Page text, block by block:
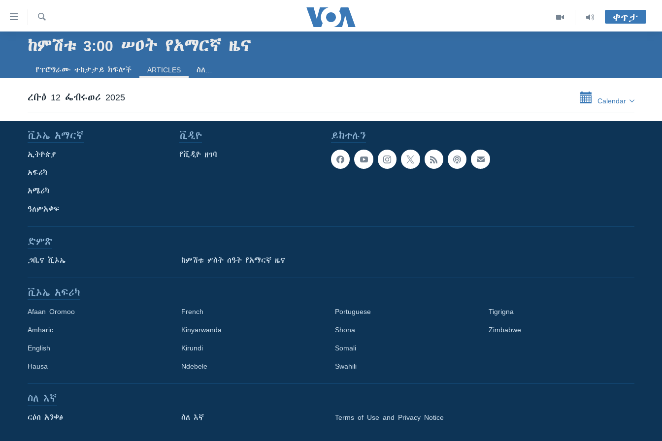
የመሥሪያ
ማገናኛዎች
ይዘት
ይዘት
አፍሪካ
ዓለምአቀፍ
አሜሪካ
መካከለኛው ምሥራቅ
ጋቢና ቪኦኤ
ከምሽቱ ሦስት ሰዓት የአማርኛ ዜና
ቪዲዮ
የፎቶ መድብሎች
ክምችት
ፈልግ
ቀጥታ
ከምሽቱ 3:00 ሠዐት የአማርኛ ዜና
የፕሮግራሙ ተከታታይ ክፍሎች ARTICLES ስለ…
ረቡዕ 12 ፌብሩወሪ 2025 Calendar
ይከተሉን
ቪኦኤ አማርኛ
ኢትዮጵያ
አፍሪካ
አሜሪካ
ዓለምአቀፍ
ቪዲዮ
የቪዲዮ ዘገባ
ድምጽ
ጋቢና ቪኦኤ ከምሽቱ ሦስት ሰዓት የአማርኛ ዜና
ቪኦኤ አፍሪካ
Afaan Oromoo
Amharic
English
Hausa
French
Kinyarwanda
Kirundi
Ndebele
Portuguese
Shona
Somali
Swahili
Tigrigna
Zimbabwe
ስለ እኛ
ርዕሰ አንቀፅ ስለ እኛ Terms of Use and Privacy Notice